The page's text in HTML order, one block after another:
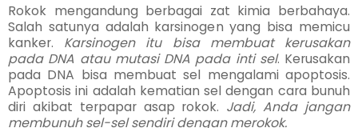
Rokok mengandung berbagai zat kimia berbahaya.
Salah satu­nya adalah karsinogen yang bisa memicu
kanker. Karsinogen itu bisa membuat kerusakan
pada DNA atau mutasi DNA pada inti sel. Kerusakan
pada DNA bisa membuat sel mengalami apop­tosis.
Apoptosis ini adalah ke­matian sel dengan cara bunuh
diri akibat terpapar asap rokok. Jadi, Anda jangan
membunuh sel-sel sendiri dengan merokok.